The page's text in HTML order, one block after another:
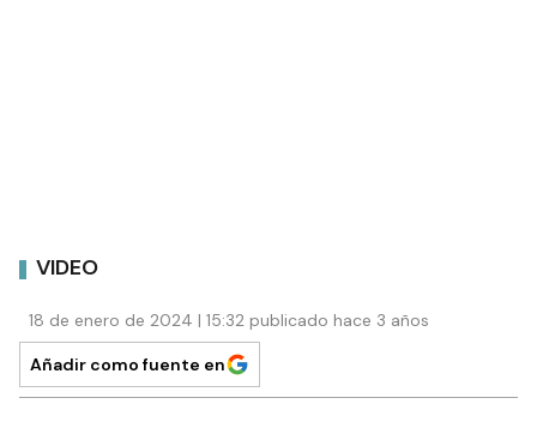
VIDEO
18 de enero de 2024 | 15:32 publicado hace 3 años
Añadir como fuente en